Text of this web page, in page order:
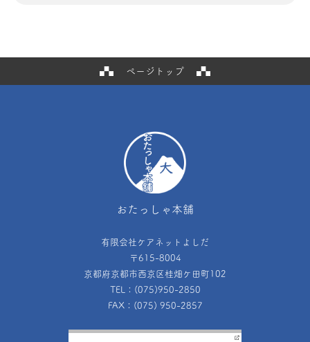
ページトップ
おたっしゃ本舗
有限会社ケアネットよしだ
〒615-8004
京都府京都市西京区桂畑ケ田町102
TEL：(075)950-2850
FAX：(075) 950-2857